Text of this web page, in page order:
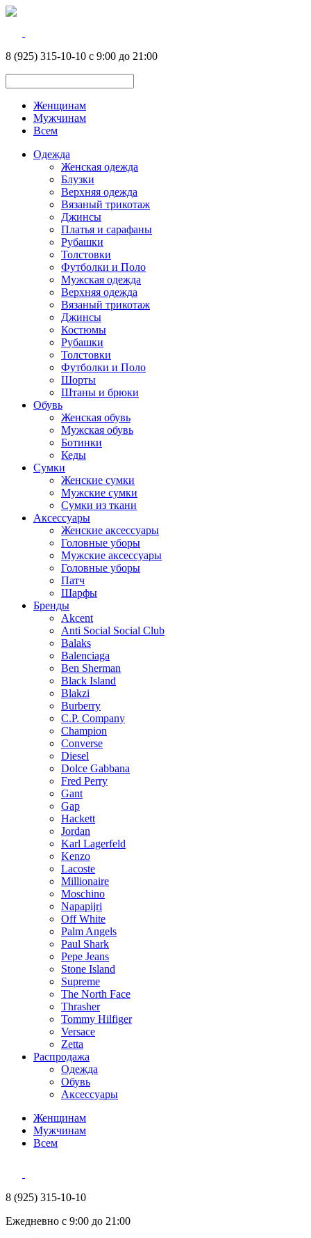
8 (925) 315-10-10 с 9:00 до 21:00
Женщинам
Мужчинам
Всем
Одежда
Женская одежда
Блузки
Верхняя одежда
Вязаный трикотаж
Джинсы
Платья и сарафаны
Рубашки
Толстовки
Футболки и Поло
Мужская одежда
Верхняя одежда
Вязаный трикотаж
Джинсы
Костюмы
Рубашки
Толстовки
Футболки и Поло
Шорты
Штаны и брюки
Обувь
Женская обувь
Мужская обувь
Ботинки
Кеды
Сумки
Женские сумки
Мужские сумки
Сумки из ткани
Аксессуары
Женские аксессуары
Головные уборы
Мужские аксессуары
Головные уборы
Патч
Шарфы
Бренды
Akcent
Anti Social Social Club
Balaks
Balenciaga
Ben Sherman
Black Island
Blakzi
Burberry
C.P. Company
Champion
Converse
Diesel
Dolce Gabbana
Fred Perry
Gant
Gap
Hackett
Jordan
Karl Lagerfeld
Kenzo
Lacoste
Millionaire
Moschino
Napapijri
Off White
Palm Angels
Paul Shark
Pepe Jeans
Stone Island
Supreme
The North Face
Thrasher
Tommy Hilfiger
Versace
Zetta
Распродажа
Одежда
Обувь
Аксессуары
Женщинам
Мужчинам
Всем
8 (925) 315-10-10
Ежедневно с 9:00 до 21:00